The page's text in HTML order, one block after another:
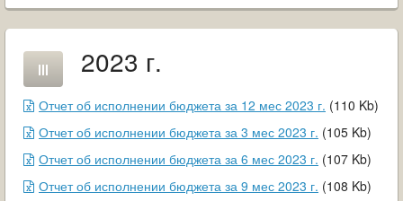
ДУМА
ВЛАСТЬ
ДОКУМЕНТЫ
ОФИЦИАЛЬНЫЙ ВЕСТНИК БОДАЙБО
МУНИЦИПАЛЬНЫЕ УСЛУГИ
2023 г.
Отчет об исполнении бюджета за 12 мес 2023 г. (110 Kb)
Отчет об исполнении бюджета за 3 мес 2023 г. (105 Kb)
Отчет об исполнении бюджета за 6 мес 2023 г. (107 Kb)
Отчет об исполнении бюджета за 9 мес 2023 г. (108 Kb)